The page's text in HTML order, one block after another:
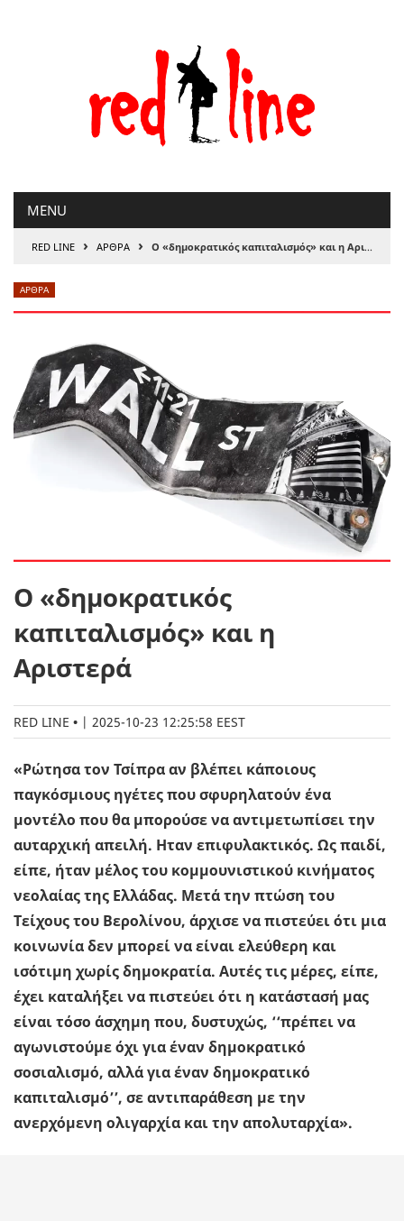
MENU
RED LINE › ΑΡΘΡΑ › Ο «δημοκρατικός καπιταλισμός» και η Αριστερά
ΑΡΘΡΑ
Ο «δημοκρατικός
καπιταλισμός» και η
Αριστερά
RED LINE | 2025-10-23 12:25:58 EEST
«Ρώτησα τον Τσίπρα αν βλέπει κάποιους
παγκόσμιους ηγέτες που σφυρηλατούν ένα
μοντέλο που θα μπορούσε να αντιμετωπίσει την
αυταρχική απειλή. Ηταν επιφυλακτικός. Ως παιδί,
είπε, ήταν μέλος του κομμουνιστικού κινήματος
νεολαίας της Ελλάδας. Μετά την πτώση του
Τείχους του Βερολίνου, άρχισε να πιστεύει ότι μια
κοινωνία δεν μπορεί να είναι ελεύθερη και
ισότιμη χωρίς δημοκρατία. Αυτές τις μέρες, είπε,
έχει καταλήξει να πιστεύει ότι η κατάστασή μας
είναι τόσο άσχημη που, δυστυχώς, ‘‘πρέπει να
αγωνιστούμε όχι για έναν δημοκρατικό
σοσιαλισμό, αλλά για έναν δημοκρατικό
καπιταλισμό’’, σε αντιπαράθεση με την
ανερχόμενη ολιγαρχία και την απολυταρχία».